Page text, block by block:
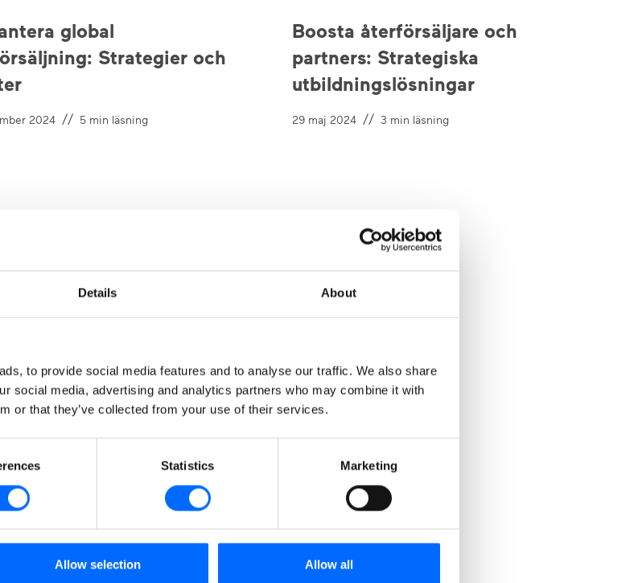
Details About
to provide social media features and to analyse our traffic. We also share
social media, advertising and analytics partners who may combine it with
or that they’ve collected from your use of their services.
Statistics Marketing
Allow selection Allow all
global
Strategier och
2024 // 5 min läsning
Boosta återförsäljare och
partners: Strategiska
utbildningslösningar
29 maj 2024 // 3 min läsning